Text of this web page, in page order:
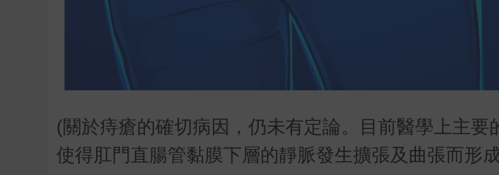
(關於痔瘡的確切病因，仍未有定論。目前醫學上主要
使得肛門直腸管黏膜下層的靜脈發生擴張及曲張而形